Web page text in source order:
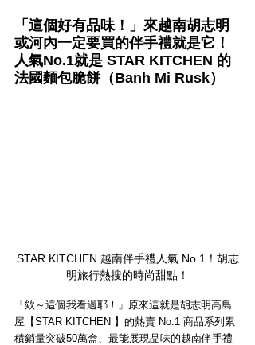
「這個好有品味！」來越南胡志明
或河內一定要買的伴手禮就是它！
人氣No.1就是 STAR KITCHEN 的
法國麵包脆餅（Banh Mi Rusk）
STAR KITCHEN 越南伴手禮人氣 No.1！胡志
明旅行熱搜的時尚甜點！
「欸～這個我看過耶！」原來這就是胡志明高島
屋【STAR KITCHEN 】的熱賣 No.1 商品系列累
積銷量突破50萬盒、最能展現品味的越南伴手禮